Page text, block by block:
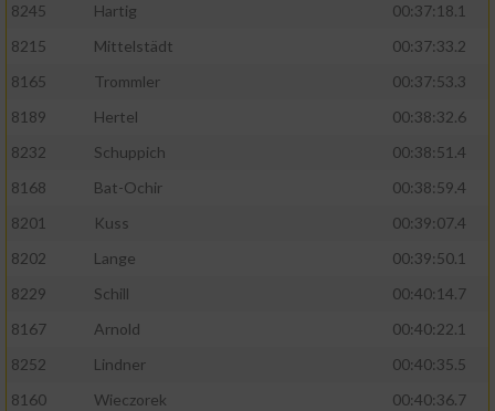
8245
Hartig
00:37:18.1
8215
Mittelstädt
00:37:33.2
8165
Trommler
00:37:53.3
8189
Hertel
00:38:32.6
8232
Schuppich
00:38:51.4
8168
Bat-Ochir
00:38:59.4
8201
Kuss
00:39:07.4
8202
Lange
00:39:50.1
8229
Schill
00:40:14.7
8167
Arnold
00:40:22.1
8252
Lindner
00:40:35.5
8160
Wieczorek
00:40:36.7